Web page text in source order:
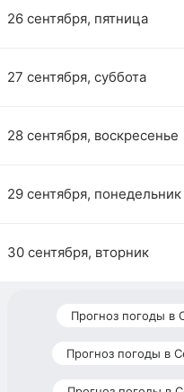
26 сентября, пятница
27 сентября, суббота
28 сентября, воскресенье
29 сентября, понедельник
30 сентября, вторник
Прогноз погоды в
Прогноз погоды в